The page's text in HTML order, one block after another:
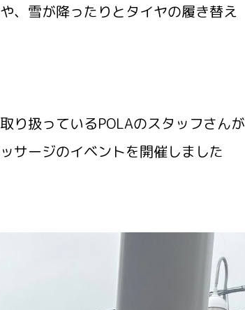
、雪が降ったりとタイヤの履き替え
り扱っているPOLAのスタッフさんが
サージのイベントを開催しました